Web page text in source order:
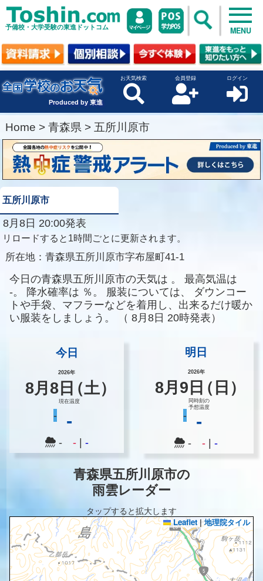
予備校・大学受験の東進ドットコム MENU
Produced by 東進
お天気検索 会員登録 ログイン
Home > 青森県 > 五所川原市
五所川原市
8月8日 20:00発表
リロードすると1時間ごとに更新されます。
所在地： 青森県五所川原市字布屋町41-1
今日の青森県五所川原市の天気は 。
最高気温は
-。
降水確率は ％。 服装については、
ダウンコー
トや手袋、マフラーなどを着用し、出来るだけ暖か
い服装をしましょう。
（ 8月8日 20時発表）
今日
2026年
8月8 日（土）
-
現在温度
-
- -| -
明日
2026年
8月 9 日（日）
-
同時刻の
予想温度
-
-- |-
青森県五所川原市の
雨雲レーダー
タップすると拡大します
Leaflet | 地理院タイル